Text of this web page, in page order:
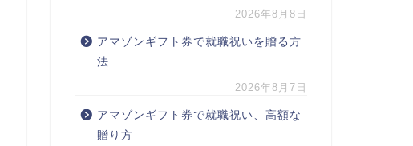
2026年8月8日
アマゾンギフト券で就職祝いを贈る方
法
2026年8月7日
アマゾンギフト券で就職祝い、高額な
贈り方